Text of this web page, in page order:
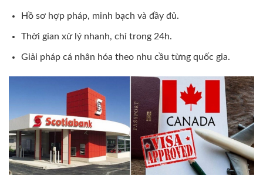
Hồ sơ hợp pháp, minh bạch và đầy đủ.
Thời gian xử lý nhanh, chỉ trong 24h.
Giải pháp cá nhân hóa theo nhu cầu từng quốc gia.